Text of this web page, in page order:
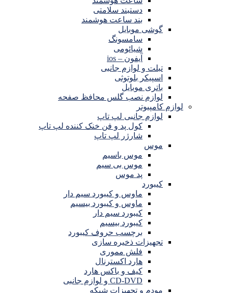
دستبند سلامتی
بند ساعت هوشمند
گوشی موبایل
سامسونگ
شیائومی
آیفون – ios
تبلت و لوازم جانبی
اسپیکر بلوتوثی
باتری موبایل
لوازم نصب گلس محافظ صفحه
لوازم کامپیوتر
لوازم جانبی لپ تاپ
کول پد و فن خنک کننده لپ تاپ
شارژر لپ تاپ
موس
موس باسیم
موس بی سیم
پد موس
کیبورد
ماوس و کیبورد سیم دار
ماوس و کیبورد بیسیم
کیبورد سیم دار
کیبورد بیسیم
برچسب حروف کیبورد
تجهیزات ذخیره سازی
فلش مموری
هارد اکسترنال
کیف و باکس هارد
CD-DVD و لوازم جانبی
مودم و تجهیزات شبکه